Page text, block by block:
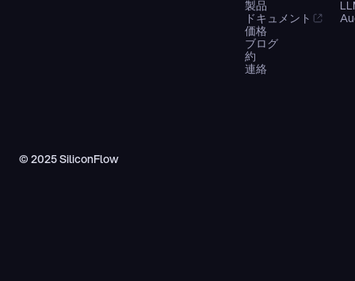
製品
ドキュメント
価格
ブログ
約
連絡
© 2025 SiliconFlow